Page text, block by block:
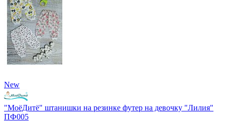
New
"МоёДитё" штанишки на резинке футер на девочку "Лилия"
ПФ005